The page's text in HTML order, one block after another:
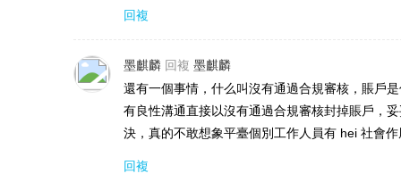
回複
墨麒麟 回複 墨麒麟
還有一個事情，什么叫沒有通過合規審核，賬戶
有良性溝通直接以沒有通過合規審核封掉賬戶，
決，真的不敢想象平臺個別工作人員有 hei 社會
回複